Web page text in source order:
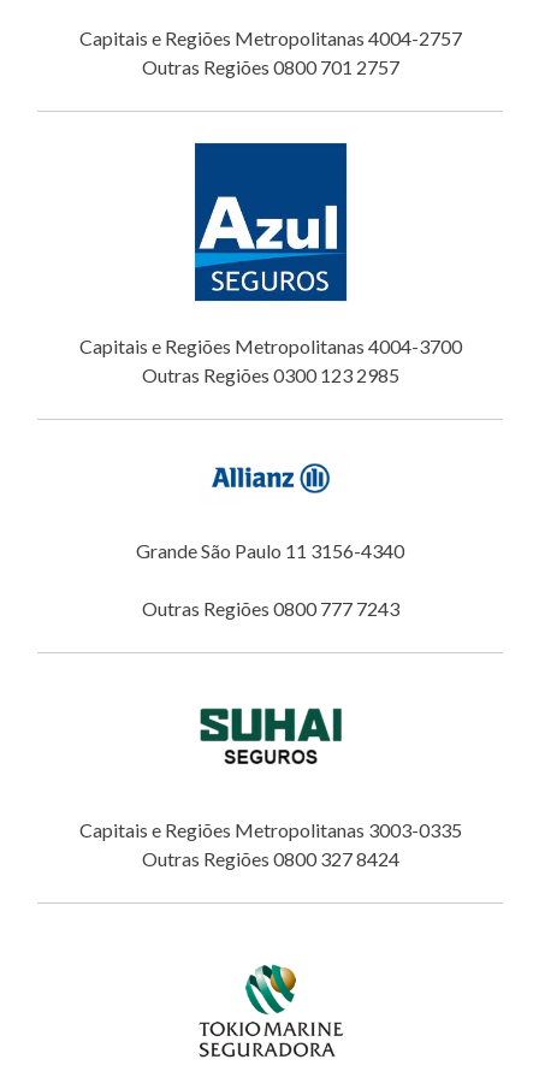
Capitais e Regiões Metropolitanas 4004-2757
Outras Regiões 0800 701 2757
Capitais e Regiões Metropolitanas 4004-3700
Outras Regiões 0300 123 2985
Grande São Paulo 11 3156-4340
Outras Regiões 0800 777 7243
Capitais e Regiões Metropolitanas 3003-0335
Outras Regiões 0800 327 8424